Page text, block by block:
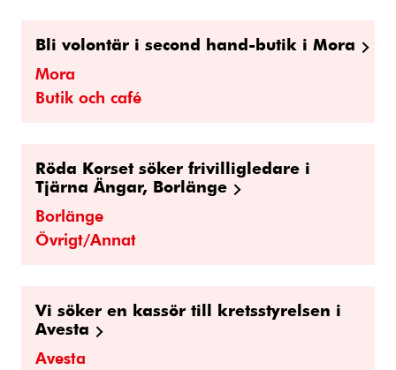
Bli volontär i second hand-butik i Mora
Mora
Butik och café
Röda Korset söker frivilligledare i
Tjärna Ängar, Borlänge
Borlänge
Övrigt/Annat
Vi söker en kassör till kretsstyrelsen i
Avesta
Avesta